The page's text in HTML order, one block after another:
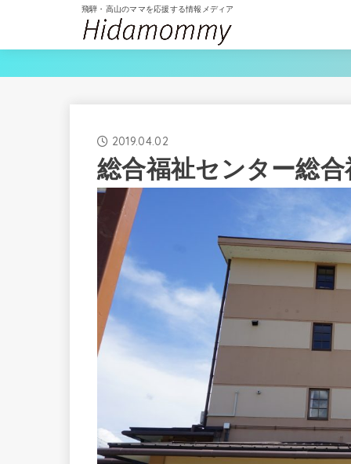
飛騨・高山のママを応援する情報メディア
2019.04.02
総合福祉センター総